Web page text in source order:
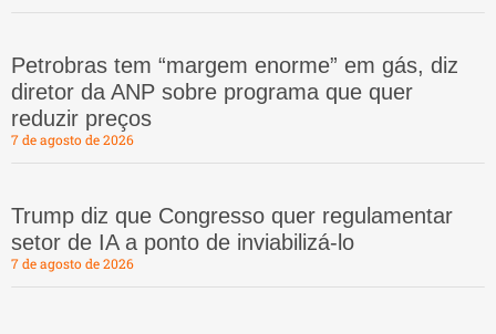
Petrobras tem “margem enorme” em gás, diz
diretor da ANP sobre programa que quer
reduzir preços
7 de agosto de 2026
Trump diz que Congresso quer regulamentar
setor de IA a ponto de inviabilizá-lo
7 de agosto de 2026